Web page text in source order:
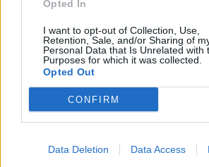
Opted In
I want to opt-out of Collection, Use,
Retention, Sale, and/or Sharing of
Personal Data that Is Unrelated with
Purposes for which it was collected.
Opted Out
CONFIRM
Data Deletion Data Access
Λουκίνας).
ΑΣΤΕΡΑΣ ΤΡΙΠΟΛΗΣ
Κώτσιρας (76′ Ριέρα),
Αντζουλάς, Ιγκλέσιας (16′
Χαουρέγκι.